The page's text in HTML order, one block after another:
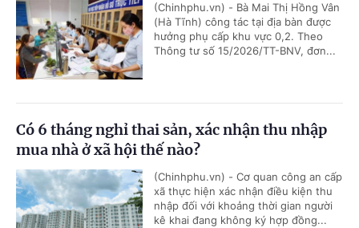
(Chinhphu.vn) - Bà Mai Thị Hồng Vân
(Hà Tĩnh) công tác tại địa bàn được
hưởng phụ cấp khu vực 0,2. Theo
Thông tư số 15/2026/TT-BNV, đơn...
Có 6 tháng nghỉ thai sản, xác nhận thu nhập
mua nhà ở xã hội thế nào?
(Chinhphu.vn) - Cơ quan công an cấp
xã thực hiện xác nhận điều kiện thu
nhập đối với khoảng thời gian người
kê khai đang không ký hợp đồng...